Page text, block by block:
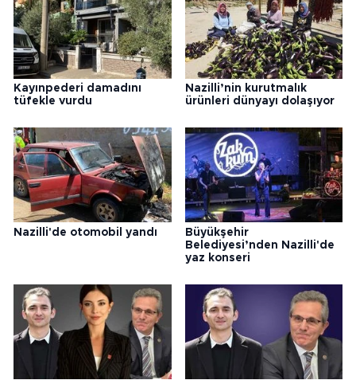
Kayınpederi damadını
tüfekle vurdu
Nazilli’nin kurutmalık
ürünleri dünyayı dolaşıyor
Nazilli'de otomobil yandı
Büyükşehir
Belediyesi’nden Nazilli'de
yaz konseri